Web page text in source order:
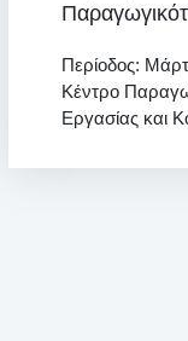
Περίοδος:
Κέντρο
Εργασίας και